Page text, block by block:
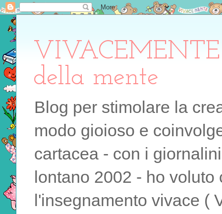
della mente
Blog per stimolare la
modo gioioso e
cartacea - con i
lontano 2002 - ho
l'insegnamento vivace (